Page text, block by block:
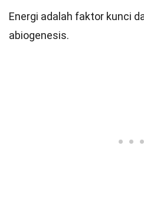
Energi adalah faktor kunci
abiogenesis.